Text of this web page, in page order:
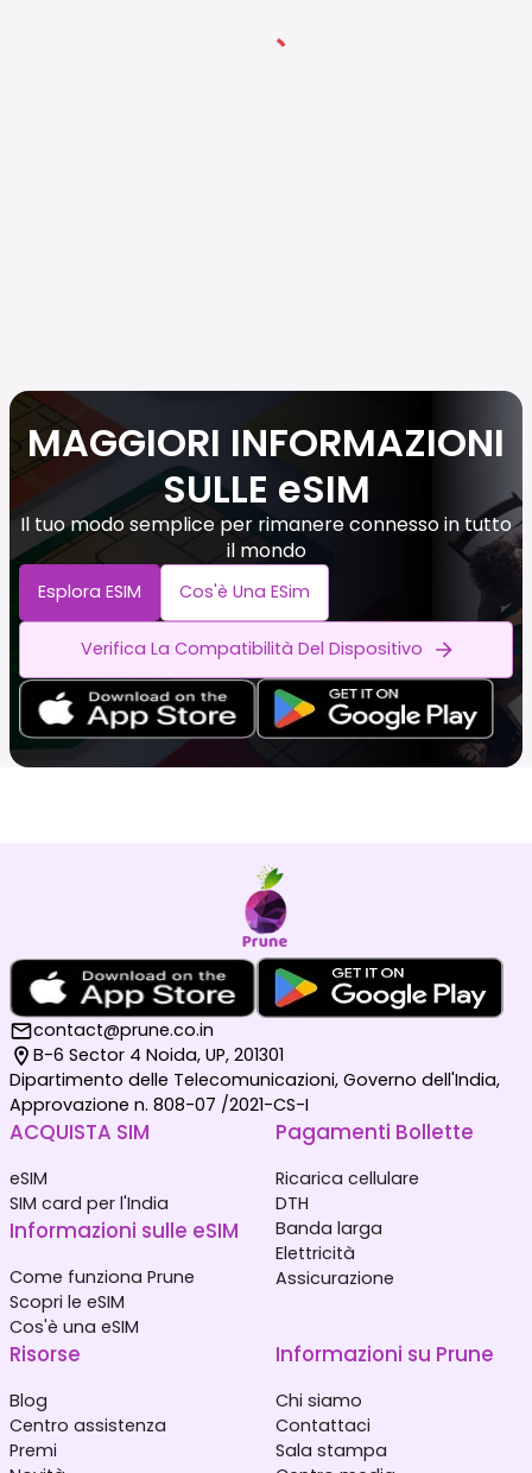
MAGGIORI INFORMAZIONI
SULLE eSIM
Il tuo modo semplice per rimanere connesso in tutto
il mondo
Esplora ESIM Cos'è Una ESim
Verifica La Compatibilità Del Dispositivo
contact@prune.co.in
B-6 Sector 4 Noida, UP, 201301
Dipartimento delle Telecomunicazioni, Governo dell'India,
Approvazione n. 808-07 /2021-CS-I
ACQUISTA SIM
eSIM
SIM card per l'India
Informazioni sulle eSIM
Come funziona Prune
Scopri le eSIM
Cos'è una eSIM
Pagamenti Bollette
Ricarica cellulare
DTH
Banda larga
Elettricità
Assicurazione
Risorse
Blog
Centro assistenza
Premi
Informazioni su Prune
Chi siamo
Contattaci
Sala stampa